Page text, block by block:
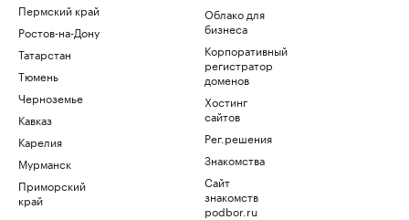
Пермский край
Ростов-на-Дону
Татарстан
Тюмень
Черноземье
Кавказ
Карелия
Мурманск
Приморский
край
Облако для
бизнеса
Корпоративный
регистратор
доменов
Хостинг
сайтов
Рег.решения
Знакомства
Сайт
знакомств
podbor.ru